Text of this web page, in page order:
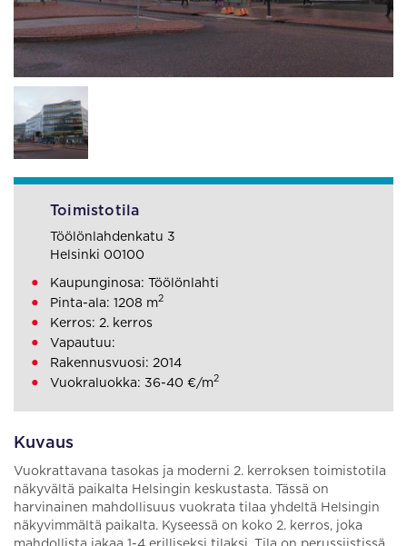
Kuvaus
Vuokrattavana tasokas ja moderni 2. kerroksen toimistotila
näkyvältä paikalta Helsingin keskustasta. Tässä on
harvinainen mahdollisuus vuokrata tilaa yhdeltä Helsingin
näkyvimmältä paikalta. Kyseessä on koko 2. kerros, joka
Toimistotila
Töölönlahdenkatu 3
Helsinki 00100
Kaupunginosa: Töölönlahti
Pinta-ala: 1208 m2
Kerros: 2. kerros
Vapautuu:
Rakennusvuosi: 2014
Vuokraluokka: 36-40 €/m2